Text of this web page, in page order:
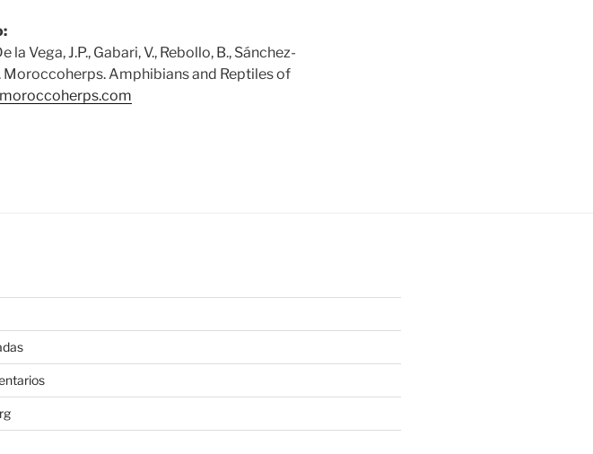
la Vega, J.P., Gabari, V., Rebollo, B., Sánchez-
Moroccoherps. Amphibians and Reptiles of